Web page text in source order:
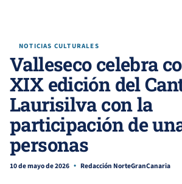
NOTICIAS CULTURALES
Valleseco celebra
XIX edición del
Laurisilva con la
participación de
personas
10 de mayo de 2026 Redacción NorteGranCanaria